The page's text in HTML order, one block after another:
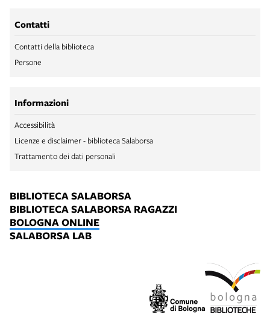
Contatti
Contatti della biblioteca
Persone
Informazioni
Accessibilità
Licenze e disclaimer - biblioteca Salaborsa
Trattamento dei dati personali
BIBLIOTECA SALABORSA
BIBLIOTECA SALABORSA RAGAZZI
BOLOGNA ONLINE
SALABORSA LAB